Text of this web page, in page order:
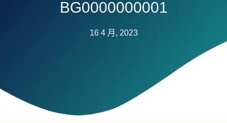
BG0000000001
16 4 月, 2023